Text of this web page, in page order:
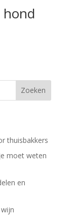
hond
Zoeken
thuisbakkers
moet weten
en